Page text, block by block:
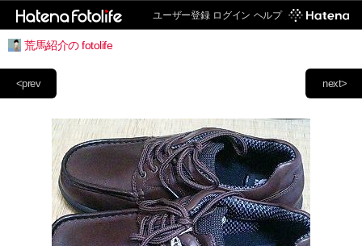
ユーザー登録 ログイン ヘルプ
荒馬紹介の fotolife
next>
<prev